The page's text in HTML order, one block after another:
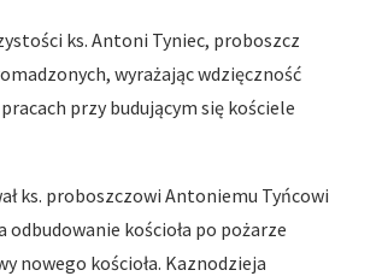
ks. Antoni Tyniec, proboszcz
wyrażając wdzięczność
przy budującym się kościele
ks. proboszczowi Antoniemu Tyńcowi
kościoła po pożarze
nowego kościoła. Kaznodzieja